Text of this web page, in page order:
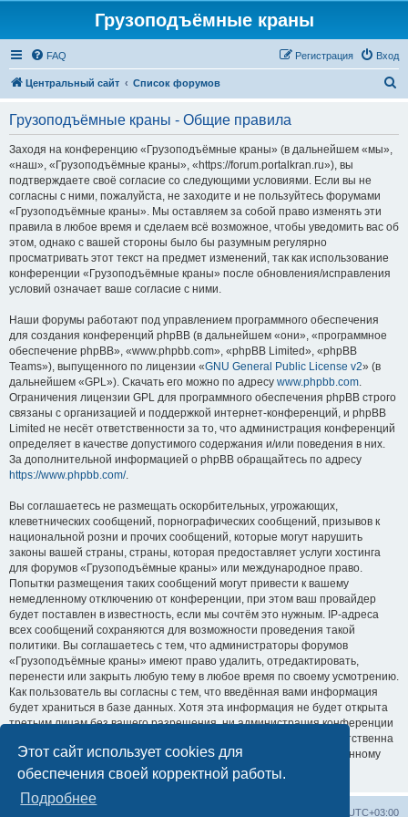
Этот сайт использует cookies для
обеспечения своей корректной работы.
Подробнее
Грузоподъёмные краны
FAQ Вход
Регистрация
Центральный сайт Список форумов
Грузоподъёмные краны - Общие правила
Заходя на конференцию «Грузоподъёмные краны» (в дальнейшем «мы»,
«наш», «Грузоподъёмные краны», «https://forum.portalkran.ru»), вы
подтверждаете своё согласие со следующими условиями. Если вы не
согласны с ними, пожалуйста, не заходите и не пользуйтесь форумами
«Грузоподъёмные краны». Мы оставляем за собой право изменять эти
правила в любое время и сделаем всё возможное, чтобы уведомить вас об
этом, однако с вашей стороны было бы разумным регулярно
просматривать этот текст на предмет изменений, так как использование
конференции «Грузоподъёмные краны» после обновления/исправления
условий означает ваше согласие с ними.
Наши форумы работают под управлением программного обеспечения
для создания конференций phpBB (в дальнейшем «они», «программное
обеспечение phpBB», «www.phpbb.com», «phpBB Limited», «phpBB
Teams»), выпущенного по лицензии «GNU General Public License v2» (в
дальнейшем «GPL»). Скачать его можно по адресу www.phpbb.com.
Ограничения лицензии GPL для программного обеспечения phpBB строго
связаны с организацией и поддержкой интернет-конференций, и phpBB
Limited не несёт ответственности за то, что администрация конференций
определяет в качестве допустимого содержания и/или поведения в них.
За дополнительной информацией о phpBB обращайтесь по адресу
https://www.phpbb.com/.
Вы соглашаетесь не размещать оскорбительных, угрожающих,
клеветнических сообщений, порнографических сообщений, призывов к
национальной розни и прочих сообщений, которые могут нарушить
законы вашей страны, страны, которая предоставляет услуги хостинга
для форумов «Грузоподъёмные краны» или международное право.
Попытки размещения таких сообщений могут привести к вашему
немедленному отключению от конференции, при этом ваш провайдер
будет поставлен в известность, если мы сочтём это нужным. IP-адреса
всех сообщений сохраняются для возможности проведения такой
политики. Вы соглашаетесь с тем, что администраторы форумов
«Грузоподъёмные краны» имеют право удалить, отредактировать,
перенести или закрыть любую тему в любое время по своему усмотрению.
Как пользователь вы согласны с тем, что введённая вами информация
будет храниться в базе данных. Хотя эта информация не будет открыта
третьим лицам без вашего разрешения, ни администрация конференции
«Грузоподъёмные краны», ни phpBB Limited не может быть ответственна
за действия хакеров, которые могут привести к несанкционированному
доступу к ней.
UTC+03:00